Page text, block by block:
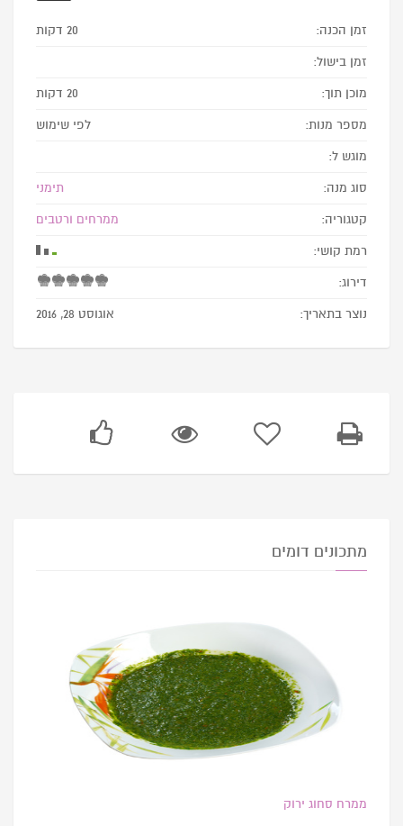
זמן הכנה: 20 דקות
זמן בישול:
מוכן תוך: 20 דקות
מספר מנות: לפי שימוש
מוגש ל:
סוג מנה: תימני
קטגוריה: ממרחים ורטבים
רמת קושי:
דירוג:
נוצר בתאריך: אוגוסט 28, 2016
מתכונים דומים
ממרח סחוג ירוק